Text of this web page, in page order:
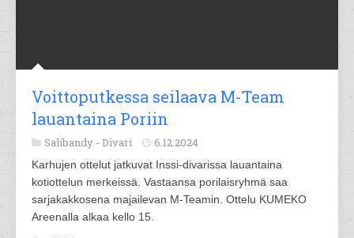
Voittoputkessa seilaava M-Team
lauantaina Poriin
Salibandy - Divari 6.12.2024
Karhujen ottelut jatkuvat Inssi-divarissa lauantaina
kotiottelun merkeissä. Vastaansa porilaisryhmä saa
sarjakakkosena majailevan M-Teamin. Ottelu KUMEKO
Areenalla alkaa kello 15.